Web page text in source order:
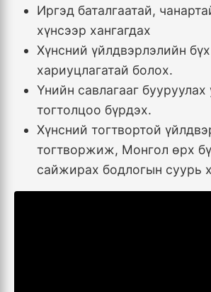
Иргэд баталгаатай,
хүнсээр хангагдах
Хүнсний үйлдвэрлэлийн
хариуцлагатай болох.
Үнийн савлагааг бууруулах
тогтолцоо бүрдэх.
Хүнсний тогтвортой
тогтворжиж, Монгол өрх
сайжирах бодлогын суурь